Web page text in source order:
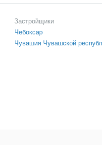
Застройщики
Чебоксар
Чувашия Чувашской